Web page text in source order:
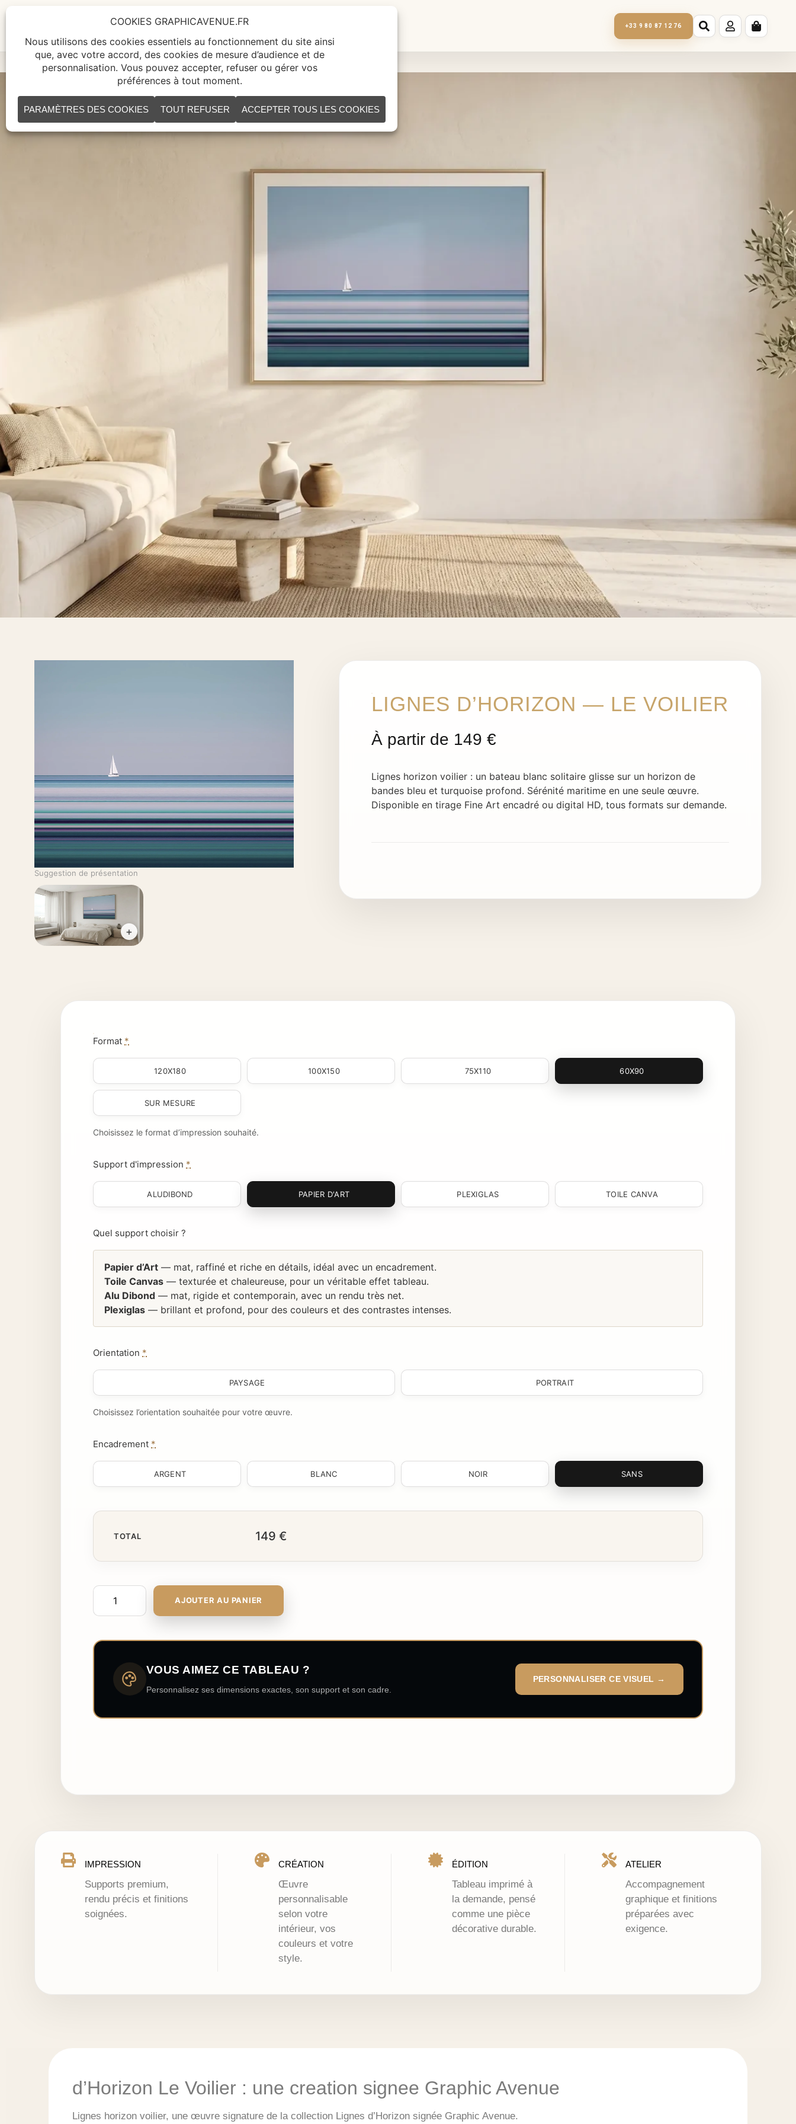
ACCUEILTABLEAUX +33 9 80 87 12 76
Suggestion de présentation
+
LIGNES D’HORIZON — LE VOILIER
Lignes horizon voilier : un bateau blanc solitaire glisse sur un horizon de
bandes bleu et turquoise profond. Sérénité maritime en une seule œuvre.
Disponible en tirage Fine Art encadré ou digital HD, tous formats sur demande.
Format *
120X180 100X150 75X110 60X90
SUR MESURE
Choisissez le format d’impression souhaité.
Support d'impression *
ALUDIBOND PAPIER D'ART PLEXIGLAS TOILE CANVA
Quel support choisir ?
Papier d’Art — mat, raffiné et riche en détails, idéal avec un encadrement.
Toile Canvas — texturée et chaleureuse, pour un véritable effet tableau.
Alu Dibond — mat, rigide et contemporain, avec un rendu très net.
Plexiglas — brillant et profond, pour des couleurs et des contrastes intenses.
Orientation *
PAYSAGE PORTRAIT
Choisissez l’orientation souhaitée pour votre œuvre.
Encadrement *
ARGENT BLANC NOIR SANS
TOTAL 149 €
AJOUTER AU PANIER
VOUS AIMEZ CE TABLEAU ?
Personnalisez ses dimensions exactes, son support et son cadre.
PERSONNALISER CE VISUEL →
IMPRESSION
Supports premium,
rendu précis et finitions
soignées.
CRÉATION
Œuvre
personnalisable
selon votre
intérieur, vos
couleurs et votre
style.
ÉDITION
Tableau imprimé à
la demande, pensé
comme une pièce
décorative durable.
ATELIER
Accompagnement
graphique et finitions
préparées avec
exigence.
d’Horizon Le Voilier : une creation signee Graphic Avenue
Lignes horizon voilier, une œuvre signature de la collection Lignes d’Horizon signée Graphic Avenue.